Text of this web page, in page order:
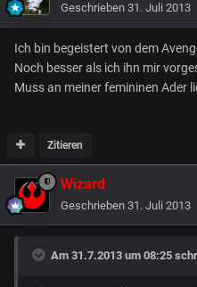
Geschrieben 31. Juli 2013
Ich bin begeistert von dem
Noch besser als ich ihn mir
Muss an meiner femininen Ader
Zitieren
Wizard
Geschrieben 31. Juli 2013
Am 31.7.2013 um 08:25